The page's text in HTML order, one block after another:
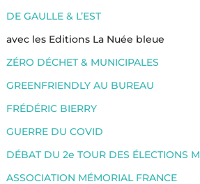
DE GAULLE & L’EST
avec les Editions La Nuée bleue
ZÉRO DÉCHET & MUNICIPALES
GREENFRIENDLY AU BUREAU
FRÉDÉRIC BIERRY
GUERRE DU COVID
DÉBAT DU 2e TOUR DES ÉLECTIONS
ASSOCIATION MÉMORIAL FRANCE